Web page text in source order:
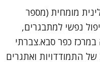
מומחית (מספר
מציעה טיפול נפשי למתבגרים,
במרכז כפר סבא.צברתי
של התמודדויות ואתגרים